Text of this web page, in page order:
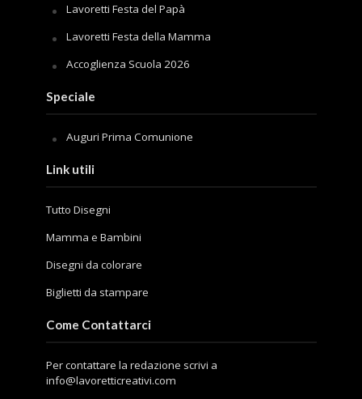
Lavoretti Festa del Papà
Lavoretti Festa della Mamma
Accoglienza Scuola 2026
Speciale
Auguri Prima Comunione
Link utili
Tutto Disegni
Mamma e Bambini
Disegni da colorare
Biglietti da stampare
Come Contattarci
Per contattare la redazione scrivi a
info@lavoretticreativi.com